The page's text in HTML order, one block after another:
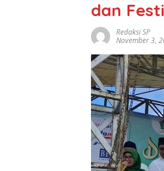
dan
Redaksi SP
November 3,